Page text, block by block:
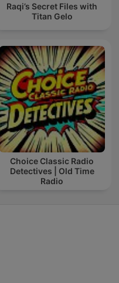
Raqi’s Secret Files with
Titan Gelo
Choice Classic Radio
Detectives | Old Time
Radio